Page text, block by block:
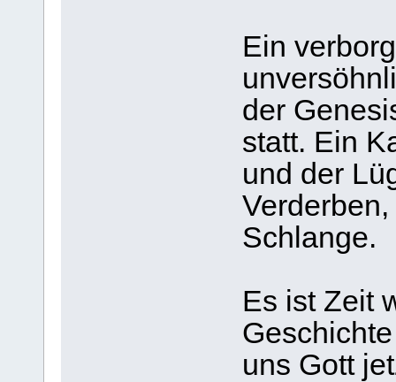
Ein
der
statt. Ein
und der
Schlange.
Es ist Zeit
uns Gott